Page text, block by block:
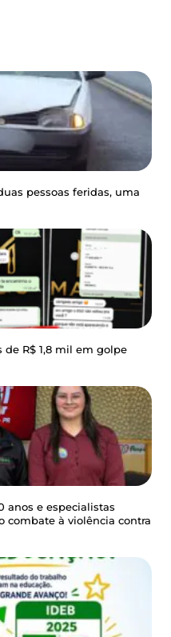
pessoas feridas, uma
R$ 1,8 mil em golpe
anos e especialistas
combate à violência contra